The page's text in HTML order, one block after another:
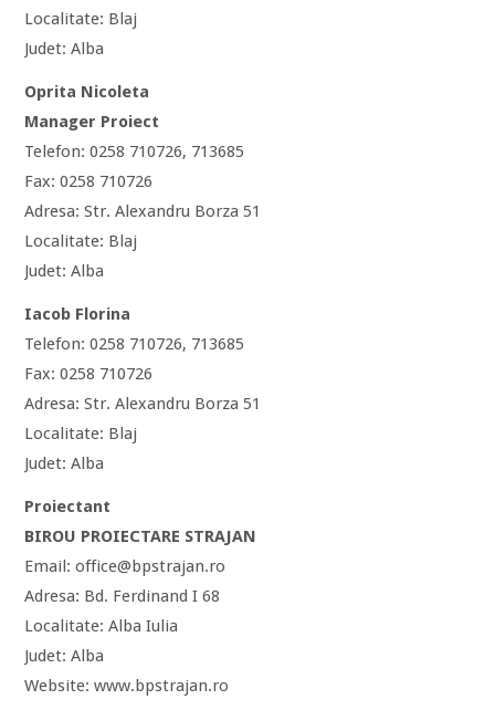
Localitate: Blaj
Judet: Alba
Oprita Nicoleta
Manager Proiect
Telefon: 0258 710726, 713685
Fax: 0258 710726
Adresa: Str. Alexandru Borza 51
Localitate: Blaj
Judet: Alba
Iacob Florina
Telefon: 0258 710726, 713685
Fax: 0258 710726
Adresa: Str. Alexandru Borza 51
Localitate: Blaj
Judet: Alba
Proiectant
BIROU PROIECTARE STRAJAN
Email: office@bpstrajan.ro
Adresa: Bd. Ferdinand I 68
Localitate: Alba Iulia
Judet: Alba
Website: www.bpstrajan.ro